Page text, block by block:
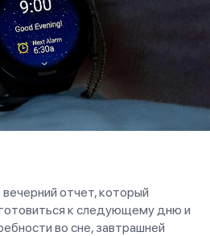
отчет, который
к следующему дню и
во сне, завтрашней